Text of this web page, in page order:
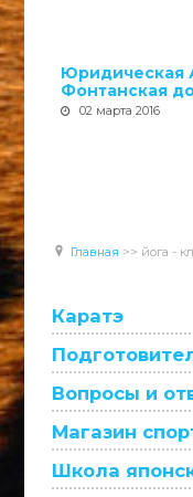
Юридическая
Фонтанская
02 марта 2016
Главная >> йога -
Каратэ
Вопросы и
Магазин
Школа